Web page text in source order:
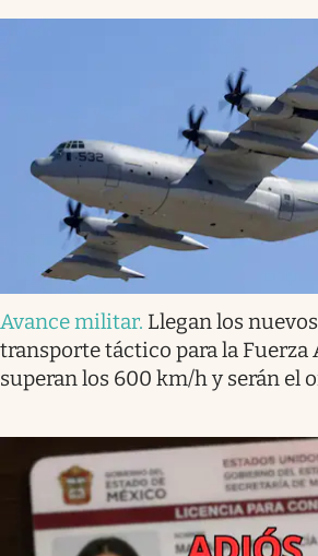
Avance militar. Llegan los
transporte táctico para la Fuerza
superan los 600 km/h y serán el